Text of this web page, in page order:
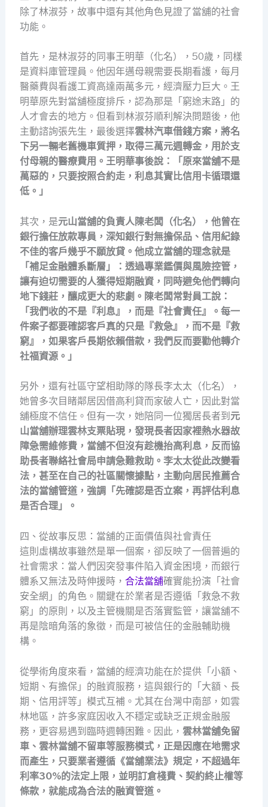
除了林淑芬，故事中還有其他角色見證了當舖的社會
功能。
首先，是林淑芬的同事王明華（化名），50歲，同樣
是資料庫管理員。他因年邁母親需要長期看護，每月
醫藥費與看護工資高達兩萬多元，經濟壓力巨大。王
明華原先對當舖極度排斥，認為那是「窮途末路」的
人才會去的地方。但看到林淑芬順利解決問題後，他
主動諮詢張先生，最後選擇雲林汽車借錢方案，將名
下另一輛老舊機車質押，取得三萬元週轉金，用於支
付母親的醫療費用。王明華事後說：「原來當舖不是
萬惡的，只要按照合約走，利息其實比信用卡循環還
低。」
其次，是元山當舖的負責人陳老闆（化名），他曾在
銀行擔任放款專員，深知銀行對無擔保品、信用紀錄
不佳的客戶幾乎不願放貸。他成立當舖的理念就是
「補足金融體系斷層」：透過專業鑑價與風險控管，
讓有迫切需要的人獲得短期融資，同時避免他們轉向
地下錢莊，釀成更大的悲劇。陳老闆常對員工說：
「我們收的不是『利息』，而是『社會責任』。每一
件案子都要確認客戶真的只是『救急』，而不是『救
窮』，如果客戶長期依賴借款，我們反而要勸他轉介
社福資源。」
另外，還有社區守望相助隊的隊長李太太（化名），
她曾多次目睹鄰居因借高利貸而家破人亡，因此對當
舖極度不信任。但有一次，她陪同一位獨居長者到 元
山當舖辦理雲林支票貼現，發現長者因家裡熱水器故
障急需維修費，當舖不但沒有趁機抬高利息，反而協
助長者聯絡社會局申請急難救助。李太太從此改變看
法，甚至在自己的社區關懷據點，主動向居民推薦合
法的當舖管道，強調「先確認是否立案，再評估利息
是否合理」。
四、從故事反思：當舖的正面價值與社會責任
這則虛構故事雖然是單一個案，卻反映了一個普遍的
社會需求：當人們因突發事件陷入資金困境，而銀行
體系又無法及時伸援時， 合法當舖確實能扮演「社會
安全網」的角色。關鍵在於業者是否遵循「救急不救
窮」的原則，以及主管機關是否落實監管，讓當舖不
再是陰暗角落的象徵，而是可被信任的金融輔助機
構。
從學術角度來看，當舖的經濟功能在於提供「小額、
短期、有擔保」的融資服務，這與銀行的「大額、長
期、信用評等」模式互補。尤其在台灣中南部，如雲
林地區，許多家庭因收入不穩定或缺乏正規金融服
務，更容易遇到臨時週轉困難。因此， 雲林當舖免留
車、 雲林當舖不留車等服務模式，正是因應在地需求
而產生，只要業者遵循《當舖業法》規定，不超過年
利率30%的法定上限，並明訂倉棧費、契約終止權等
條款，就能成為合法的融資管道。